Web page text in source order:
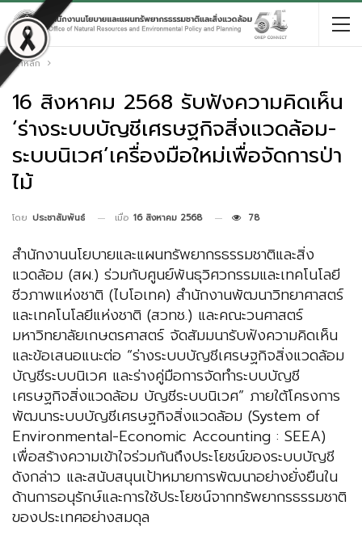
หน้าหลัก
16 สิงหาคม 2568 รับฟังความคิดเห็น
‘ร่างระบบบัญชีเศรษฐกิจสิ่งแวดล้อม-
ระบบนิเวศ’เครื่องมือใหม่เพื่อจัดการป่า
ไม้
โดย ประชาสัมพันธ์ เมื่อ 16 สิงหาคม 2568 78
สำนักงานนโยบายและแผนทรัพยากรธรรมชาติและสิ่ง
แวดล้อม (สผ.) ร่วมกับศูนย์พันธุวิศวกรรมและเทคโนโลยี
ชีวภาพแห่งชาติ (ไบโอเทค) สำนักงานพัฒนาวิทยาศาสตร์
และเทคโนโลยีแห่งชาติ (สวทช.) และคณะวนศาสตร์
มหาวิทยาลัยเกษตรศาสตร์ จัดสัมมนารับฟังความคิดเห็น
และข้อเสนอแนะต่อ “ร่างระบบบัญชีเศรษฐกิจสิ่งแวดล้อม
บัญชีระบบนิเวศ และร่างคู่มือการจัดทำระบบบัญชี
เศรษฐกิจสิ่งแวดล้อม บัญชีระบบนิเวศ” ภายใต้โครงการ
พัฒนาระบบบัญชีเศรษฐกิจสิ่งแวดล้อม (System of
Environmental-Economic Accounting : SEEA)
เพื่อสร้างความเข้าใจร่วมกันถึงประโยชน์ของระบบบัญชี
ดังกล่าว และสนับสนุนเป้าหมายการพัฒนาอย่างยั่งยืนใน
ด้านการอนุรักษ์และการใช้ประโยชน์จากทรัพยากรธรรมชาติ
ของประเทศอย่างสมดุล